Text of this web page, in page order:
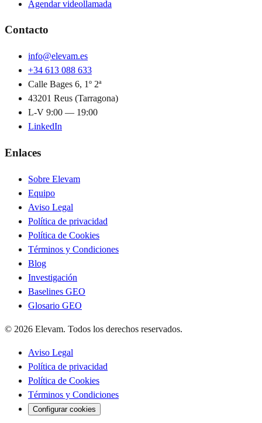
Agendar videollamada
Contacto
info@elevam.es
+34 613 088 633
Calle Bages 6, 1º 2ª
43201 Reus (Tarragona)
L-V 9:00 — 19:00
LinkedIn
Enlaces
Sobre Elevam
Equipo
Aviso Legal
Política de privacidad
Política de Cookies
Términos y Condiciones
Blog
Investigación
Baselines GEO
Glosario GEO
© 2026 Elevam. Todos los derechos reservados.
Aviso Legal
Política de privacidad
Política de Cookies
Términos y Condiciones
Configurar cookies